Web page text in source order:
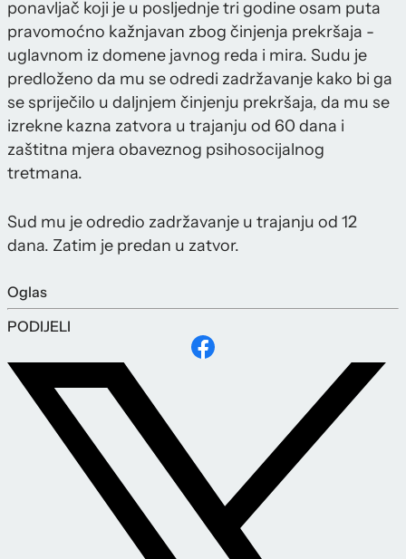
ponavljač koji je u posljednje tri godine osam puta
pravomoćno kažnjavan zbog činjenja prekršaja -
uglavnom iz domene javnog reda i mira. Sudu je
predloženo da mu se odredi zadržavanje kako bi ga
se spriječilo u daljnjem činjenju prekršaja, da mu se
izrekne kazna zatvora u trajanju od 60 dana i
zaštitna mjera obaveznog psihosocijalnog
tretmana.
Sud mu je odredio zadržavanje u trajanju od 12
dana. Zatim je predan u zatvor.
Oglas
PODIJELI